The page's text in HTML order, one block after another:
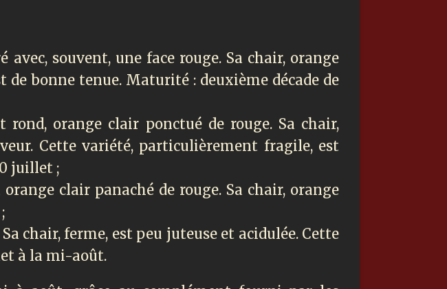
souvent, une face rouge. Sa chair, orange
de bonne tenue. Maturité : deuxième décade de
orange clair ponctué de rouge. Sa chair,
Cette variété, particulièrement fragile, est
juillet ;
clair panaché de rouge. Sa chair, orange
chair, ferme, est peu juteuse et acidulée. Cette
à la mi-août.